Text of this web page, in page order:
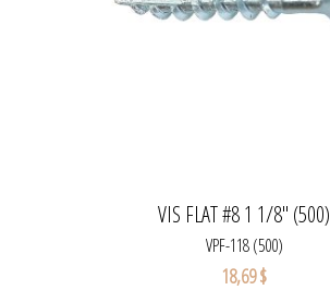
VIS FLAT #8 1 1/8" (500)
VPF-118 (500)
18,69 $